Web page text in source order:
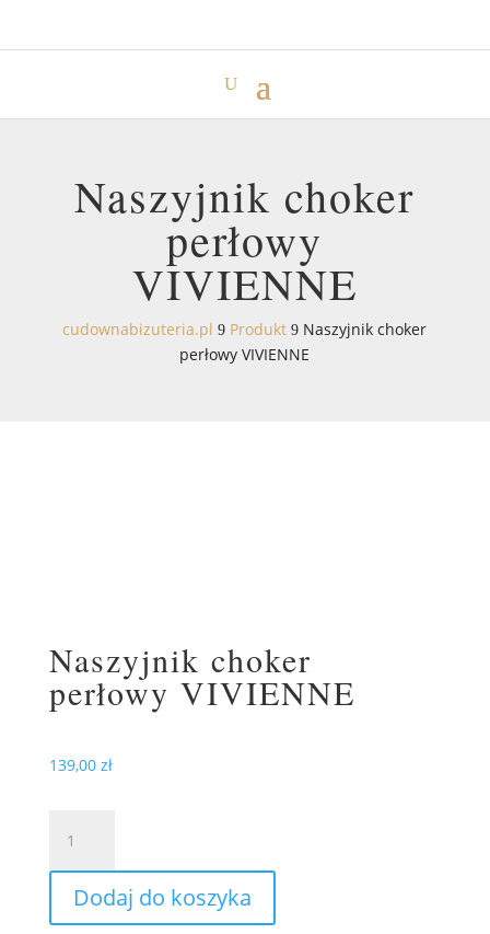
Naszyjnik choker
perłowy
VIVIENNE
cudownabizuteria.pl 9 Produkt 9 Naszyjnik choker
perłowy VIVIENNE
Naszyjnik choker
perłowy VIVIENNE
139,00 zł
Naszyjnik
choker
perłowy
VIVIENNE
Dodaj do koszyka